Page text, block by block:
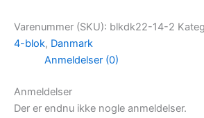
Varenummer (SKU): blkdk22-14-2
4-blok, Danmark
Anmeldelser (0)
Anmeldelser
Der er endnu ikke nogle anmeldelser.